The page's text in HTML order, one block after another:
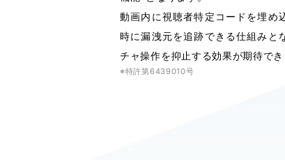
動画内に視聴者特定コードを埋め
時に漏洩元を追跡できる仕組みと
チャ操作を抑止する効果が期待でき
※特許第6439010号